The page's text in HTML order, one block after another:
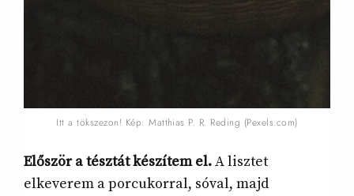
Itt a tökszezon! Kép: Matthias P. R. Reding (Pexels.com)
Először a tésztát készítem el.A lisztet
elkeverem a porcukorral, sóval, majd